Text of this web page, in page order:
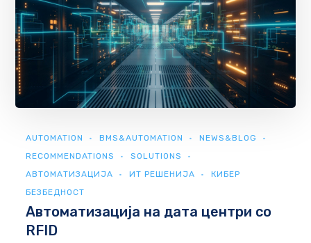
AUTOMATION BMS&AUTOMATION
NEWS&BLOG
RECOMMENDATIONS
SOLUTIONS
АВТОМАТИЗАЦИЈА
ИТ РЕШЕНИЈА
КИБЕР
БЕЗБЕДНОСТ
Автоматизација на дата центри со
RFID